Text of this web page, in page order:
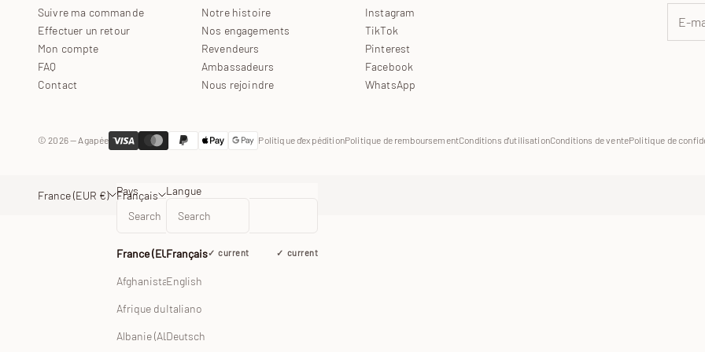
Suivre ma commande
Effectuer un retour
Mon compte
FAQ
Contact
Notre histoire
Nos engagements
Revendeurs
Ambassadeurs
Nous rejoindre
Instagram
TikTok
Pinterest
Facebook
WhatsApp
© 2026 — Agapée Politique d'expéditionPolitique de remboursementConditions d'utilisationConditions de ventePolitique de
France (EUR €) Pays
France (EUR €) current
Afghanistan (EUR €)
Afrique du Sud (EUR €)
Albanie (ALL L)
Français Langue
Français current
English
Italiano
Deutsch